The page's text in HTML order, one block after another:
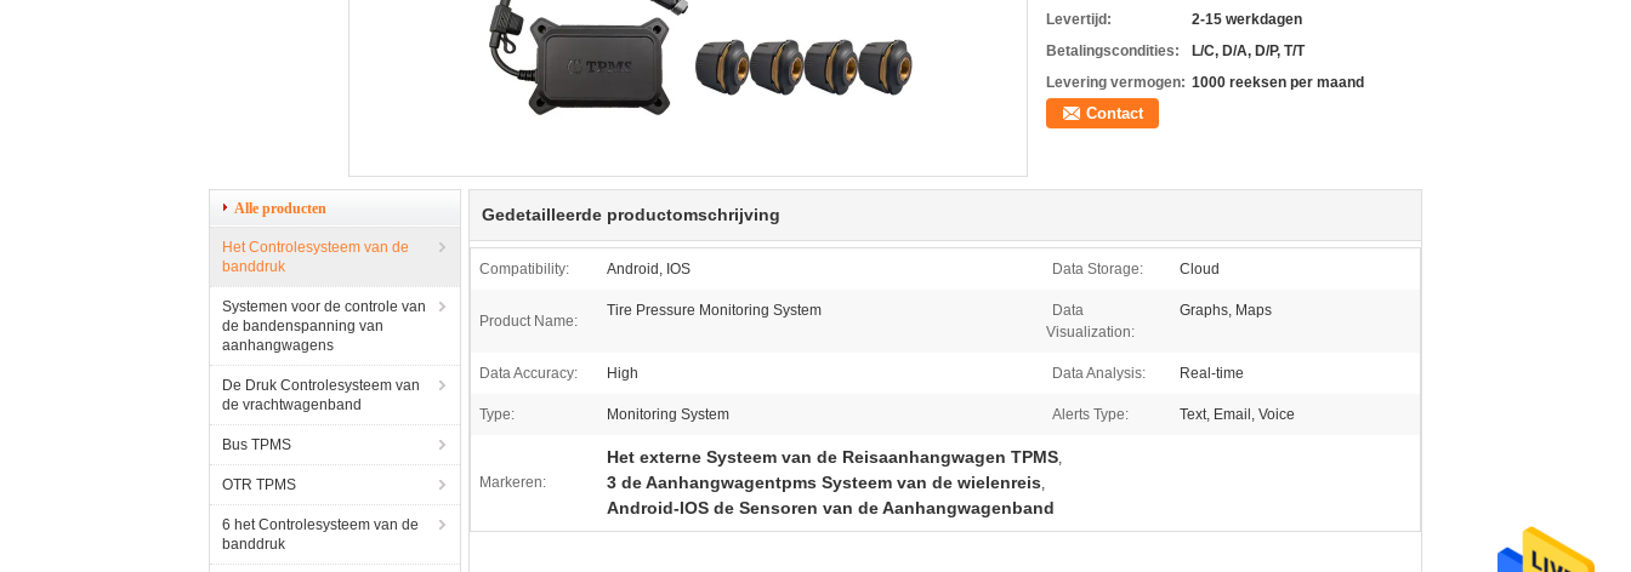
Levertijd:
2-15 werkdagen
Betalingscondities:
L/C, D/A, D/P, T/T
Levering vermogen: 1000 reeksen per maand
Contact
Alle producten
Het Controlesysteem van de
banddruk
Systemen voor de controle van
de bandenspanning van
aanhangwagens
De Druk Controlesysteem van
de vrachtwagenband
Bus TPMS
OTR TPMS
6 het Controlesysteem van de
banddruk
Gedetailleerde productomschrijving
Compatibility: Android, IOS Data Storage: Cloud
Product Name:
Tire Pressure Monitoring System
Data
Visualization:
Graphs, Maps
Data Accuracy: High Data Analysis: Real-time
Type: Monitoring System Alerts Type: Text, Email, Voice
Markeren:
Het externe Systeem van de Reisaanhangwagen TPMS,
3 de Aanhangwagentpms Systeem van de wielenreis,
Android-IOS de Sensoren van de Aanhangwagenband